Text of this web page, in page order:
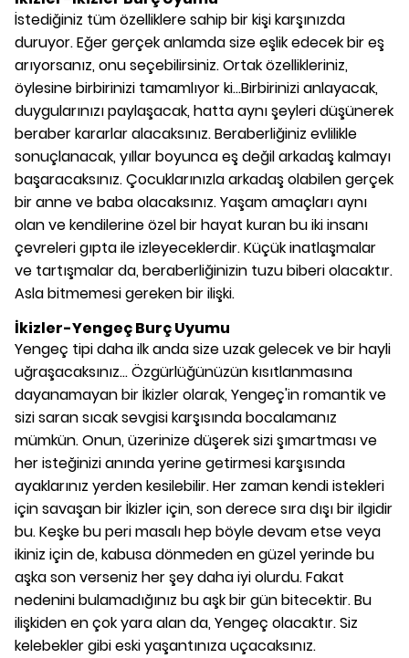
İstediğiniz tüm özelliklere sahip bir kişi karşınızda
duruyor. Eğer gerçek anlamda size eşlik edecek bir eş
arıyorsanız, onu seçebilirsiniz. Ortak özellikleriniz,
öylesine birbirinizi tamamlıyor ki...Birbirinizi anlayacak,
duygularınızı paylaşacak, hatta aynı şeyleri düşünerek
beraber kararlar alacaksınız. Beraberliğiniz evlilikle
sonuçlanacak, yıllar boyunca eş değil arkadaş kalmayı
başaracaksınız. Çocuklarınızla arkadaş olabilen gerçek
bir anne ve baba olacaksınız. Yaşam amaçları aynı
olan ve kendilerine özel bir hayat kuran bu iki insanı
çevreleri gıpta ile izleyeceklerdir. Küçük inatlaşmalar
ve tartışmalar da, beraberliğinizin tuzu biberi olacaktır.
Asla bitmemesi gereken bir ilişki.
İkizler-Yengeç Burç Uyumu
Yengeç tipi daha ilk anda size uzak gelecek ve bir hayli
uğraşacaksınız... Özgürlüğünüzün kısıtlanmasına
dayanamayan bir İkizler olarak, Yengeç'in romantik ve
sizi saran sıcak sevgisi karşısında bocalamanız
mümkün. Onun, üzerinize düşerek sizi şımartması ve
her isteğinizi anında yerine getirmesi karşısında
ayaklarınız yerden kesilebilir. Her zaman kendi istekleri
için savaşan bir İkizler için, son derece sıra dışı bir ilgidir
bu. Keşke bu peri masalı hep böyle devam etse veya
ikiniz için de, kabusa dönmeden en güzel yerinde bu
aşka son verseniz her şey daha iyi olurdu. Fakat
nedenini bulamadığınız bu aşk bir gün bitecektir. Bu
ilişkiden en çok yara alan da, Yengeç olacaktır. Siz
kelebekler gibi eski yaşantınıza uçacaksınız.